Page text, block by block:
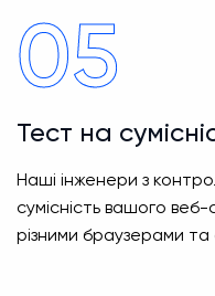
05
Тест на
Наші інженери з
сумісність вашого
різними браузерами